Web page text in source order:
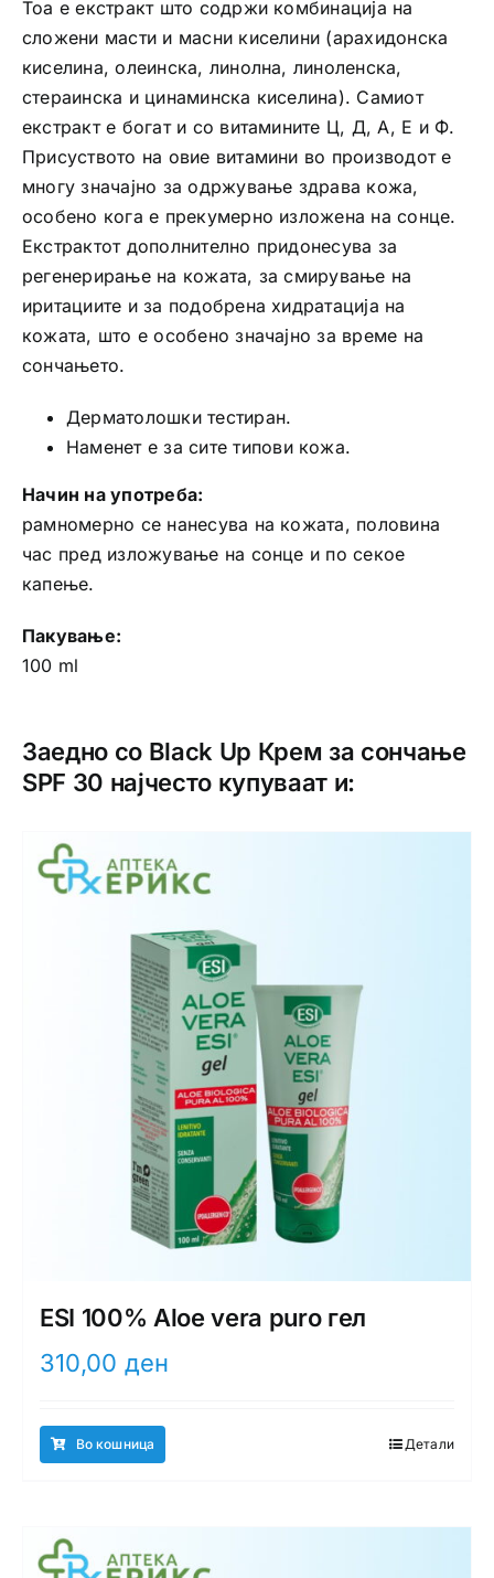
Тоа е екстракт што содржи комбинација на
сложени масти и масни киселини (арахидонска
киселина, олеинска, линолна, линоленска,
стераинска и цинаминска киселина). Самиот
екстракт е богат и со витамините Ц, Д, А, Е и Ф.
Присуството на овие витамини во производот е
многу значајно за одржување здрава кожа,
особено кога е прекумерно изложена на сонце.
Екстрактот дополнително придонесува за
регенерирање на кожата, за смирување на
иритациите и за подобрена хидратација на
кожата, што е особено значајно за време на
сончањето.
Дерматолошки тестиран.
Наменет е за сите типови кожа.
Начин на употреба:
рамномерно се нанесува на кожата, половина
час пред изложување на сонце и по секое
капење.
Пакување:
100 ml
Заедно со Black Up Крем за сончање
SPF 30 најчесто купуваат и:
ESI 100% Aloe vera puro гел
310,00 ден
Во кошница Детали